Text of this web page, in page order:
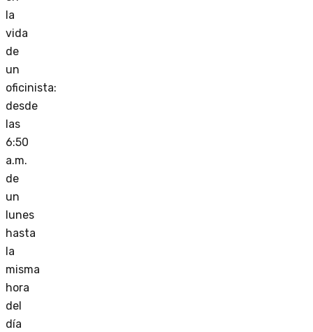
la
vida
de
un
oficinista:
desde
las
6:50
a.m.
de
un
lunes
hasta
la
misma
hora
del
día